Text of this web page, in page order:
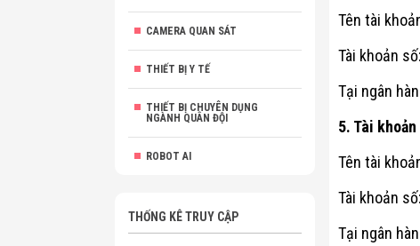
CAMERA QUAN SÁT
THIẾT BỊ Y TẾ
THIẾT BỊ CHUYÊN DỤNG
NGÀNH QUÂN ĐỘI
ROBOT AI
THỐNG KÊ TRUY CẬP
Tên tài
Tài khoản
Tại ngân
5. Tài khoản
Tên tài
Tài khoản
Tại ngân